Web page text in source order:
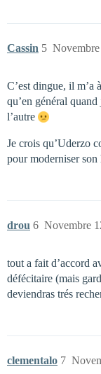
Cassin 5
C’est dingue, il m’a
qu’en général
l’autre
Je crois qu’Uderzo
pour moderniser son
drou Novembre
6
tout a fait d’accord
défécitaire (mais
deviendras trés
clementalo 7